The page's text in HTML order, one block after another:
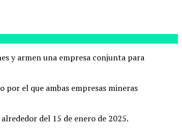
y armen una empresa conjunta para
el que ambas empresas mineras
del 15 de enero de 2025.